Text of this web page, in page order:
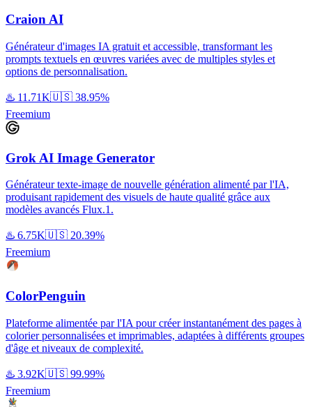
Craion AI
Générateur d'images IA gratuit et accessible, transformant les
prompts textuels en œuvres variées avec de multiples styles et
options de personnalisation.
♨️ 11.71K🇺🇸 38.95%
Freemium
Grok AI Image Generator
Générateur texte-image de nouvelle génération alimenté par l'IA,
produisant rapidement des visuels de haute qualité grâce aux
modèles avancés Flux.1.
♨️ 6.75K🇺🇸 20.39%
Freemium
ColorPenguin
Plateforme alimentée par l'IA pour créer instantanément des pages à
colorier personnalisées et imprimables, adaptées à différents groupes
d'âge et niveaux de complexité.
♨️ 3.92K🇺🇸 99.99%
Freemium